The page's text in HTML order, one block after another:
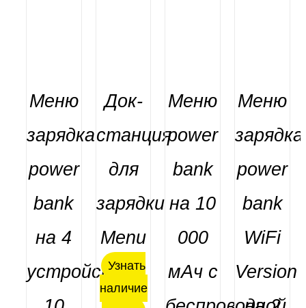
Оценка
5.00из 5
ДЕТАЛИ
Меню
зарядка
power
bank
на 4
устройства
ДЕТАЛИ
Док-
станция
для
зарядки
Menu
Узнать
наличие
Оценка
5.00 из 5
ДЕТАЛИ
Меню
power
bank
на 10
000
мАч с
Оценка
5.00из 5
ДЕТАЛИ
Меню
зарядка
power
bank
WiFi
Version